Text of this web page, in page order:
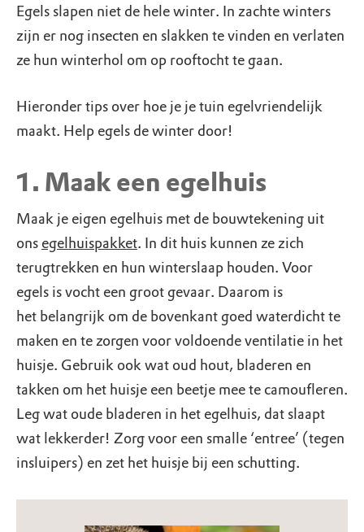
Egels slapen niet de hele winter. In zachte winters
zijn er nog insecten en slakken te vinden en verlaten
ze hun winterhol om op rooftocht te gaan.
Hieronder tips over hoe je je tuin egelvriendelijk
maakt. Help egels de winter door!
1. Maak een egelhuis
Maak je eigen egelhuis met de bouwtekening uit
ons egelhuispakket. In dit huis kunnen ze zich
terugtrekken en hun winterslaap houden. Voor
egels is vocht een groot gevaar. Daarom is
het belangrijk om de bovenkant goed waterdicht te
maken en te zorgen voor voldoende ventilatie in het
huisje. Gebruik ook wat oud hout, bladeren en
takken om het huisje een beetje mee te camoufleren.
Leg wat oude bladeren in het egelhuis, dat slaapt
wat lekkerder! Zorg voor een smalle ‘entree’ (tegen
insluipers) en zet het huisje bij een schutting.